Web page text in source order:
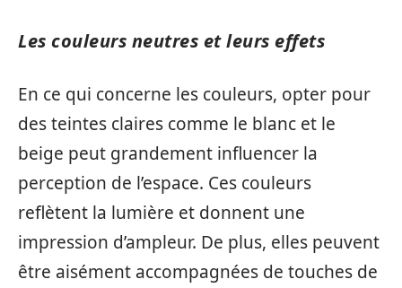
Les couleurs neutres et leurs effets
En ce qui concerne les couleurs, opter pour
des teintes claires comme le blanc et le
beige peut grandement influencer la
perception de l’espace. Ces couleurs
reflètent la lumière et donnent une
impression d’ampleur. De plus, elles peuvent
être aisément accompagnées de touches de